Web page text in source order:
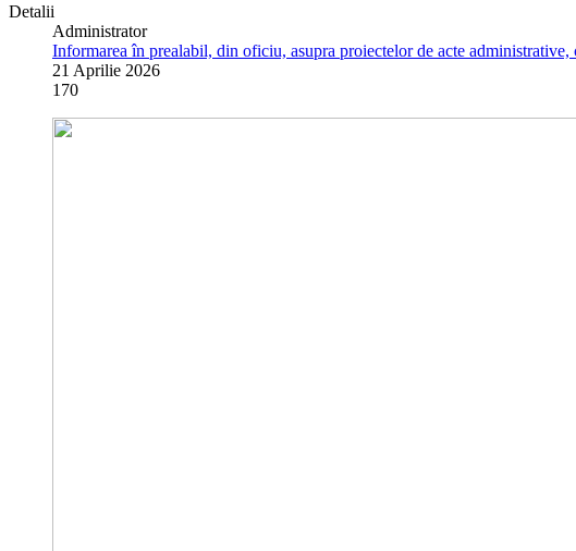
Detalii
Administrator
Informarea în prealabil, din oficiu, asupra proiectelor de acte administrative,
21 Aprilie 2026
170